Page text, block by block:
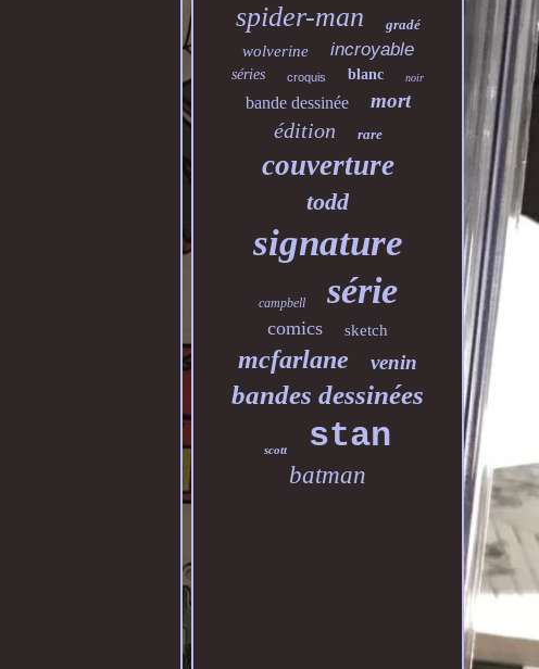
spider-man gradé
wolverine incroyable
séries croquis blanc noir
bande dessinée mort
édition rare
couverture
todd
signature
campbell série
comics sketch
mcfarlane venin
bandes dessinées
scott stan
batman